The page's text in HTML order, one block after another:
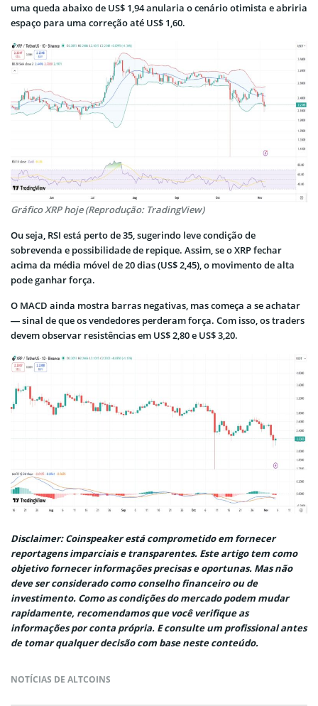
uma queda abaixo de US$ 1,94 anularia o cenário otimista e abriria
espaço para uma correção até US$ 1,60.
Gráfico XRP hoje (Reprodução: TradingView)
Ou seja, RSI está perto de 35, sugerindo leve condição de
sobrevenda e possibilidade de repique. Assim, se o XRP fechar
acima da média móvel de 20 dias (US$ 2,45), o movimento de alta
pode ganhar força.
O MACD ainda mostra barras negativas, mas começa a se achatar
— sinal de que os vendedores perderam força. Com isso, os traders
devem observar resistências em US$ 2,80 e US$ 3,20.
Disclaimer: Coinspeaker está comprometido em fornecer
reportagens imparciais e transparentes. Este artigo tem como
objetivo fornecer informações precisas e oportunas. Mas não
deve ser considerado como conselho financeiro ou de
investimento. Como as condições do mercado podem mudar
rapidamente, recomendamos que você verifique as
informações por conta própria. E consulte um profissional antes
de tomar qualquer decisão com base neste conteúdo.
NOTÍCIAS DE ALTCOINS